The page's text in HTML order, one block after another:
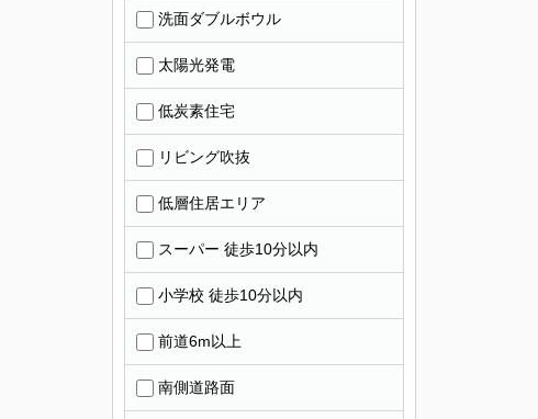
洗面ダブルボウル
太陽光発電
低炭素住宅
リビング吹抜
低層住居エリア
スーパー 徒歩10分以内
小学校 徒歩10分以内
前道6m以上
南側道路面